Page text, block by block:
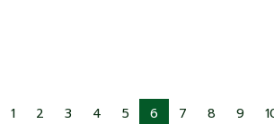
1 2 3 4 5 6 7 8 9